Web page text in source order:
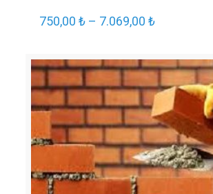
750,00 ₺– 7.069,00 ₺